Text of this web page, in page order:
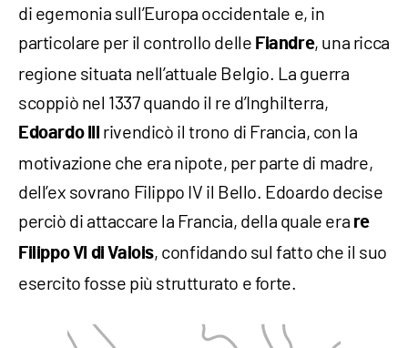
di egemonia sull’Europa occidentale e, in
particolare per il controllo delle Fiandre, una ricca
regione situata nell’attuale Belgio. La guerra
scoppiò nel 1337 quando il re d’Inghilterra,
Edoardo III
rivendicò il trono di Francia, con la
motivazione che era nipote, per parte di madre,
dell’ex sovrano Filippo IV il Bello. Edoardo decise
perciò di attaccare la Francia, della quale era re
Filippo VI di Valois, confidando sul fatto che il suo
esercito fosse più strutturato e forte.